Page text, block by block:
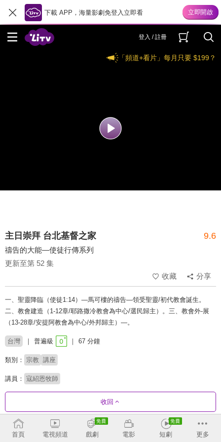
下載 APP，海量影劇免登入立即看
登入 / 註冊
「頻道+看片」每月只要 $199？
主日崇拜 台北基督之家 9.6
禱告的大能—使徒行傳系列
更新至第 52 集
收藏
分享
一、聖靈降臨（使徒1:14）—馬可樓的禱告—領受聖靈/初代教會誕生。
二、教會建造（1-12章/耶路撒冷教會為中心/選民歸主）。三、教會外-展
（13-28章/安提阿教會為中心/外邦歸主）—。
台灣 普遍級 67 分鐘
類別： 宗教 講座
講員： 寇紹恩牧師
收回
劇集列表 反序
首頁 電視頻道 戲劇 電影 短劇 更多